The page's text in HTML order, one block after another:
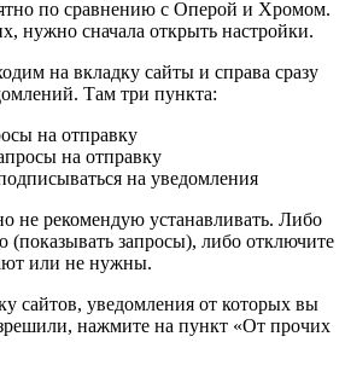
по сравнению с Оперой и Хромом.
нужно сначала открыть настройки.
на вкладку сайты и справа сразу
Там три пункта:
на отправку
на отправку
на уведомления
не рекомендую устанавливать. Либо
(показывать запросы), либо отключите
или не нужны.
сайтов, уведомления от которых вы
нажмите на пункт «От прочих